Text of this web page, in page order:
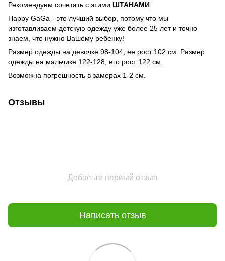
Рекомендуем сочетать с этими ШТАНАМИ.
Happy GaGa - это лучший выбор, потому что мы
изготавливаем детскую одежду уже более 25 лет и точно
знаем, что нужно Вашему ребенку!
Размер одежды на девочке 98-104, ее рост 102 см. Размер
одежды на мальчике 122-128, его рост 122 см.
Возможна погрешность в замерах 1-2 см.
Отзывы
Добавьте первый отзыв
Написать отзыв